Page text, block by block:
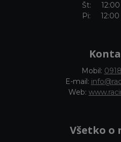
Št: 12:00
Pi: 12:00
Mobil:
E-mail:
Web:
Všetko o